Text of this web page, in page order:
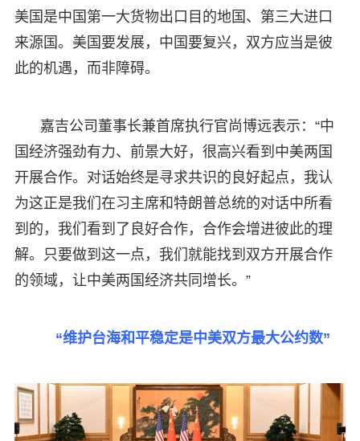
美国是中国第一大货物出口目的地国、第三大进口
来源国。美国要发展，中国要复兴，双方应当是彼
此的机遇，而非障碍。
嘉吉公司董事长兼首席执行官尚博远表示：“中
国经济强劲有力、前景大好，很高兴看到中美两国
开展合作。对话始终是寻求共识的良好起点，我认
为这正是我们在习主席和特朗普总统的对话中所看
到的，我们看到了良好合作，合作会增进彼此的理
解。只要做到这一点，我们就能找到双方开展合作
的领域，让中美两国经济共同增长。”
“维护台海和平稳定是中美双方最大公约数”